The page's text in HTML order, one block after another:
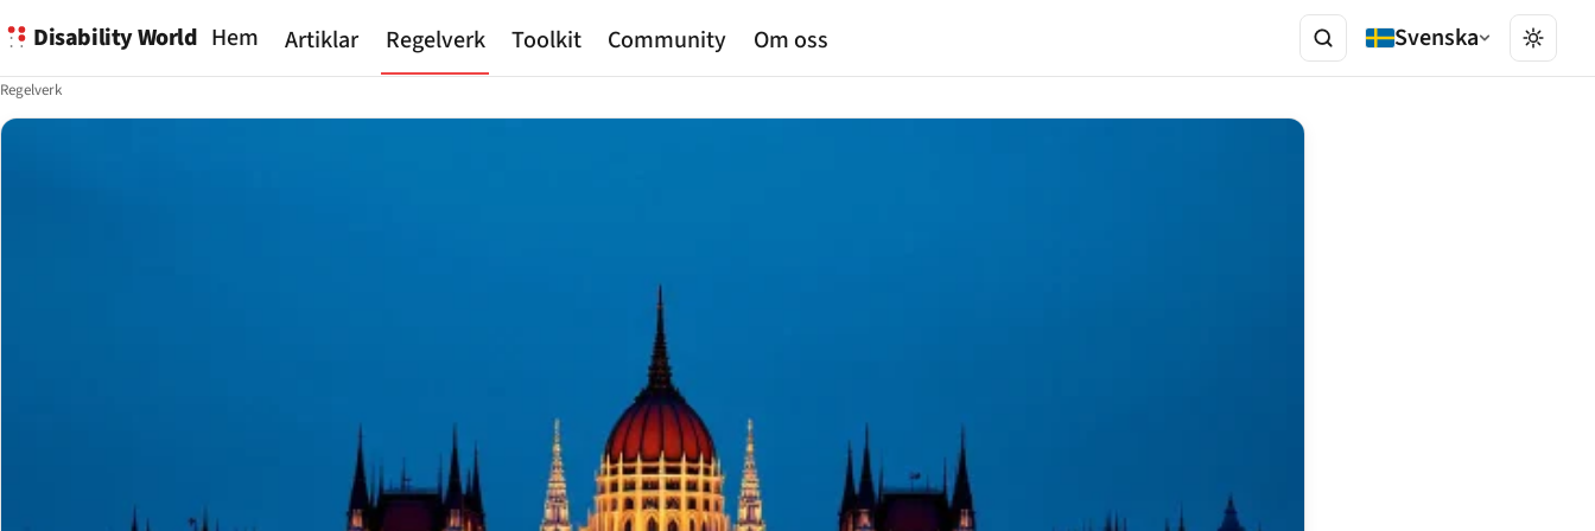
Disability World Hem Artiklar Regelverk Toolkit Community Om oss Svenska
Regelverk